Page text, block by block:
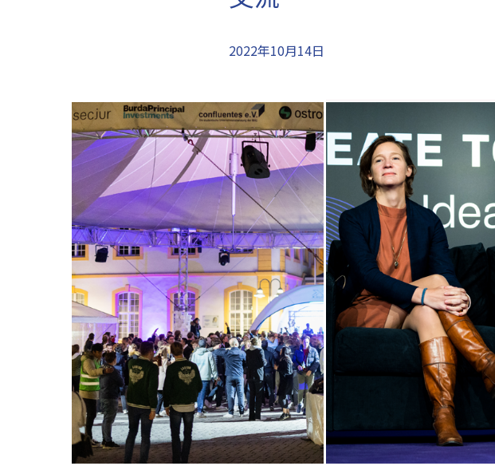
2022年10月14日